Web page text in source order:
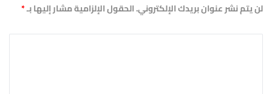
لن يتم نشر عنوان بريدك الإلكتروني.الحقول الإلزامية مشار إليها بـ*